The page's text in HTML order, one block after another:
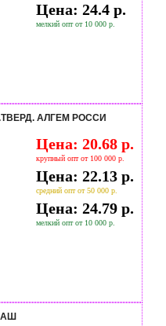
Цена: 24.4 р.
мелкий опт от 10 000 р.
АЛГЕМ РОССИ
Цена: 20.68 р.
крупный опт от 100 000 р.
Цена: 22.13 р.
средний опт от 50 000 р.
Цена: 24.79 р.
мелкий опт от 10 000 р.